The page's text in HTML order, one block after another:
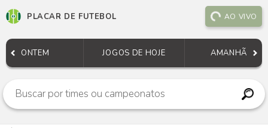
PLACAR DE FUTEBOL AO VIVO
ONTEM JOGOS DE HOJE AMANHÃ